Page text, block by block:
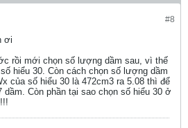
#8
ơi
rồi mới chọn số lượng dầm sau, vì thế
hiểu 30. Còn cách chọn số lượng dầm
của số hiểu 30 là 472cm3 ra 5.08 thì để
dầm. Còn phần tại sao chọn số hiểu 30 ở